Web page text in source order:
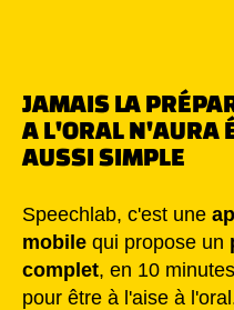
JAMAIS LA
A L'ORAL N'AURA
AUSSI SIMPLE
Speechlab, c'est une
mobile qui propose un
complet, en 10 minutes
pour être à l'aise à